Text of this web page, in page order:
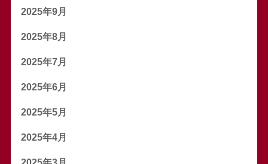
2025年9月
2025年8月
2025年7月
2025年6月
2025年5月
2025年4月